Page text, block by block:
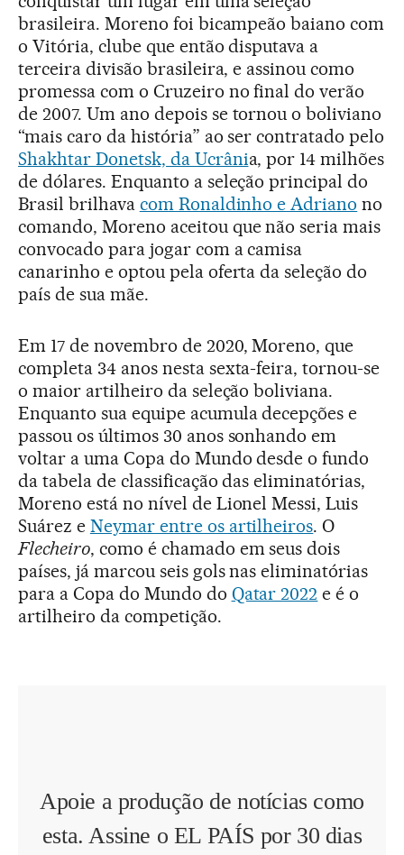
brasileira. Moreno foi bicampeão baiano com
o Vitória, clube que então disputava a
terceira divisão brasileira, e assinou como
promessa com o Cruzeiro no final do verão
de 2007. Um ano depois se tornou o boliviano
“mais caro da história” ao ser contratado pelo
Shakhtar Donetsk, da Ucrânia, por 14 milhões
de dólares. Enquanto a seleção principal do
Brasil brilhava com Ronaldinho e Adriano no
comando, Moreno aceitou que não seria mais
convocado para jogar com a camisa
canarinho e optou pela oferta da seleção do
país de sua mãe.
Em 17 de novembro de 2020, Moreno, que
completa 34 anos nesta sexta-feira, tornou-se
o maior artilheiro da seleção boliviana.
Enquanto sua equipe acumula decepções e
passou os últimos 30 anos sonhando em
voltar a uma Copa do Mundo desde o fundo
da tabela de classificação das eliminatórias,
Moreno está no nível de Lionel Messi, Luis
Suárez e Neymar entre os artilheiros. O
Flecheiro, como é chamado em seus dois
países, já marcou seis gols nas eliminatórias
para a Copa do Mundo do Qatar 2022 e é o
artilheiro da competição.
Apoie a produção de notícias como
esta. Assine o EL PAÍS por 30 dias